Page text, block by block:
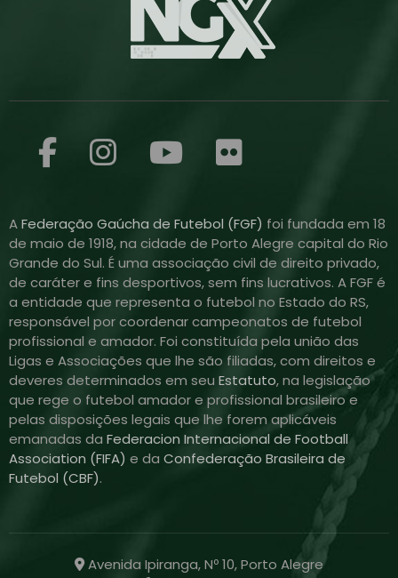
AFederação Gaúcha de Futebol (FGF) foi fundada em 18
de maio de 1918, na cidade de Porto Alegre capital do Rio
Grande do Sul. É uma associação civil de direito privado,
de caráter e fins desportivos, sem fins lucrativos. A FGF é
a entidade que representa o futebol no Estado do RS,
responsável por coordenar campeonatos de futebol
profissional e amador. Foi constituída pela união das
Ligas e Associações que lhe são filiadas, com direitos e
deveres determinados em seu Estatuto, na legislação
que rege o futebol amador e profissional brasileiro e
pelas disposições legais que lhe forem aplicáveis
emanadas da Federacion Internacional de Football
Association (FIFA) e da Confederação Brasileira de
Futebol (CBF).
Avenida Ipiranga, Nº 10, Porto Alegre